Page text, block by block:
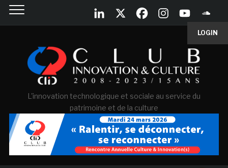
LOGIN
L'innovation technologique et sociale au service du
patrimoine et de la culture